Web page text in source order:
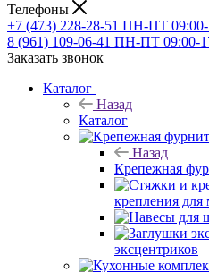
Телефоны
+7 (473) 228-28-51 ПН-ПТ 09:00-
8 (961) 109-06-41 ПН-ПТ 09:00-
Заказать звонок
Каталог
Назад
Каталог
Назад
Крепежная
крепления для
эксцентриков